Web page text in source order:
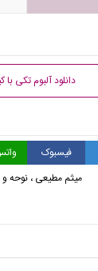
دانلود آلبوم تکی با
فیسبوک
میثم مطیعی ،نوحه